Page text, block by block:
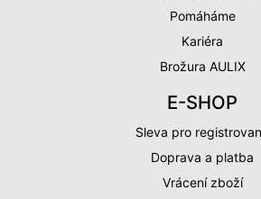
Pomáháme
Kariéra
Brožura AULIX
E-SHOP
Sleva pro
Doprava a platba
Vrácení zboží